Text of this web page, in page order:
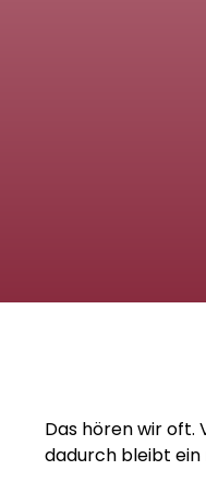
Das hören wir oft.
dadurch bleibt ein